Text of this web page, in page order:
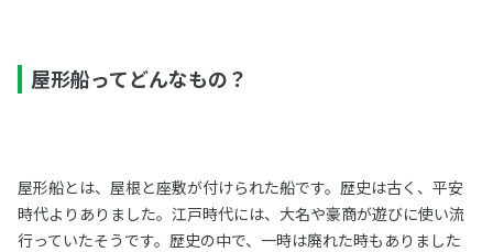
屋形船ってどんなもの？
屋形船とは、屋根と座敷が付けられた船です。歴史は古く、平安
時代よりありました。江戸時代には、大名や豪商が遊びに使い流
行っていたそうです。歴史の中で、一時は廃れた時もありました